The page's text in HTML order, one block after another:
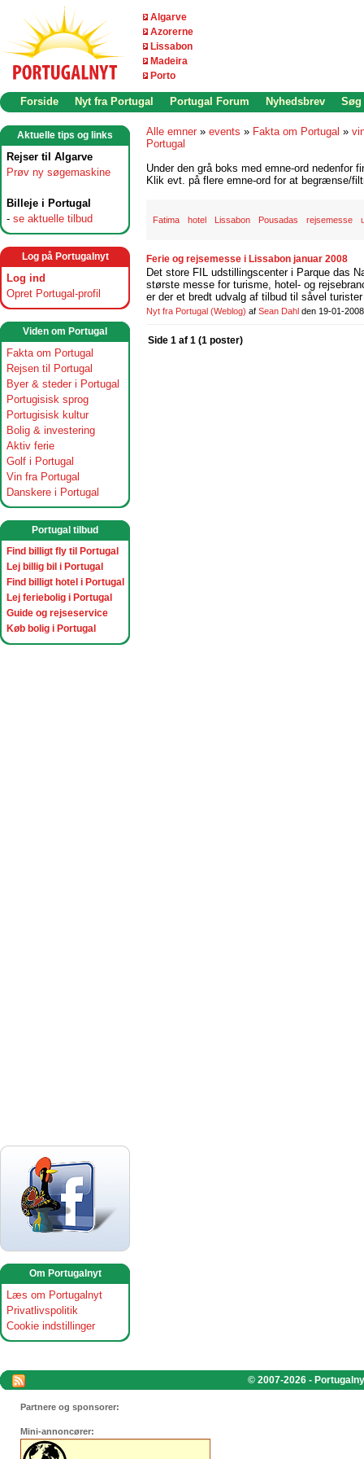
Algarve
Azorerne
Lissabon
Madeira
Porto
Forside Nyt fra Portugal Portugal Forum Nyhedsbrev Søg
Aktuelle tips og links
Rejser til Algarve
Prøv ny søgemaskine
Billeje i Portugal
- se aktuelle tilbud
Log på Portugalnyt
Log ind
Opret Portugal-profil
Viden om Portugal
Fakta om Portugal
Rejsen til Portugal
Byer & steder i Portugal
Portugisisk sprog
Portugisisk kultur
Bolig & investering
Aktiv ferie
Golf i Portugal
Vin fra Portugal
Danskere i Portugal
Portugal tilbud
Find billigt fly til Portugal
Lej billig bil i Portugal
Find billigt hotel i Portugal
Lej feriebolig i Portugal
Guide og rejseservice
Køb bolig i Portugal
Om Portugalnyt
Læs om Portugalnyt
Privatlivspolitik
Cookie indstillinger
Alle emner » events » Fakta om Portugal »
Portugal
Under den grå boks med emne-ord nedenfor
Klik evt. på flere emne-ord for at begrænse/
Fatima hotel Lissabon Pousadas rejsemesse
Ferie og rejsemesse i Lissabon januar 2008
Det store FIL udstillingscenter i Parque das
største messe for turisme, hotel- og
er der et bredt udvalg af tilbud til såvel
Nyt fra Portugal (Weblog) af Sean Dahl den 19-01-2008
Side 1 af 1 (1 poster)
© 2007-2026 -
Partnere og sponsorer:
Mini-annoncører: